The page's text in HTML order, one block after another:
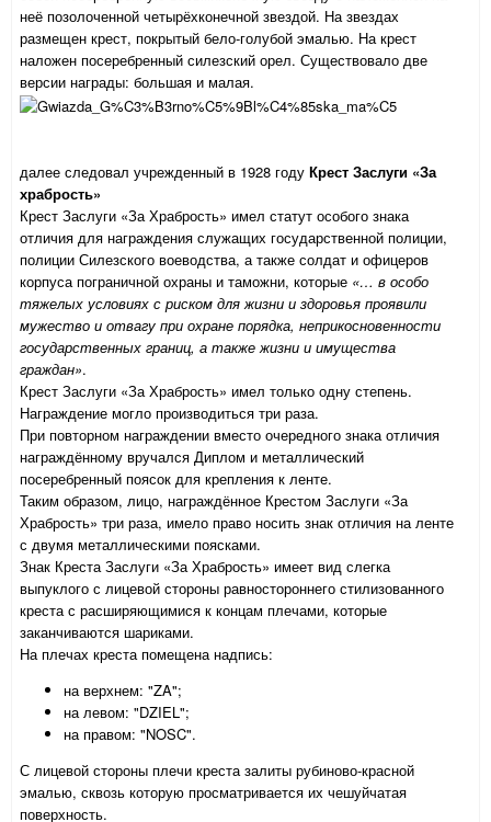
неё позолоченной четырёхконечной звездой. На звездах
размещен крест, покрытый бело-голубой эмалью. На крест
наложен посеребренный силезский орел. Существовало две
версии награды: большая и малая.
далее следовал учрежденный в 1928 году Крест Заслуги «За
храбрость»
Крест Заслуги «За Храбрость» имел статут особого знака
отличия для награждения служащих государственной полиции,
полиции Силезского воеводства, а также солдат и офицеров
корпуса пограничной охраны и таможни, которые «… в особо
тяжелых условиях с риском для жизни и здоровья проявили
мужество и отвагу при охране порядка, неприкосновенности
государственных границ, а также жизни и имущества
граждан».
Крест Заслуги «За Храбрость» имел только одну степень.
Награждение могло производиться три раза.
При повторном награждении вместо очередного знака отличия
награждённому вручался Диплом и металлический
посеребренный поясок для крепления к ленте.
Таким образом, лицо, награждённое Крестом Заслуги «За
Храбрость» три раза, имело право носить знак отличия на ленте
с двумя металлическими поясками.
Знак Креста Заслуги «За Храбрость» имеет вид слегка
выпуклого с лицевой стороны равностороннего стилизованного
креста с расширяющимися к концам плечами, которые
заканчиваются шариками.
На плечах креста помещена надпись:
на верхнем: "ZA";
на левом: "DZIEL";
на правом: "NOSC".
С лицевой стороны плечи креста залиты рубиново-красной
эмалью, сквозь которую просматривается их чешуйчатая
поверхность.